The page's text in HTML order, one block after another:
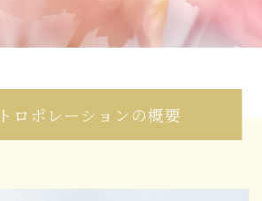
ロポレーションの概要